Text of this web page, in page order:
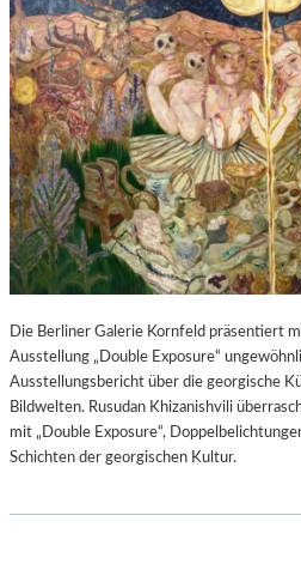
Die Berliner Galerie Kornfeld präsentiert
Ausstellung „Double Exposure“
Ausstellungsbericht über die georgische
Bildwelten. Rusudan Khizanishvili
mit „Double Exposure“,
Schichten der georgischen Kultur.